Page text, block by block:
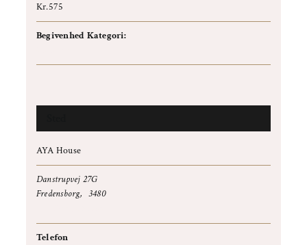
Kr.575
Begivenhed Kategori:
AYA House
Danstrupvej 27G
Fredensborg, 3480
Telefon